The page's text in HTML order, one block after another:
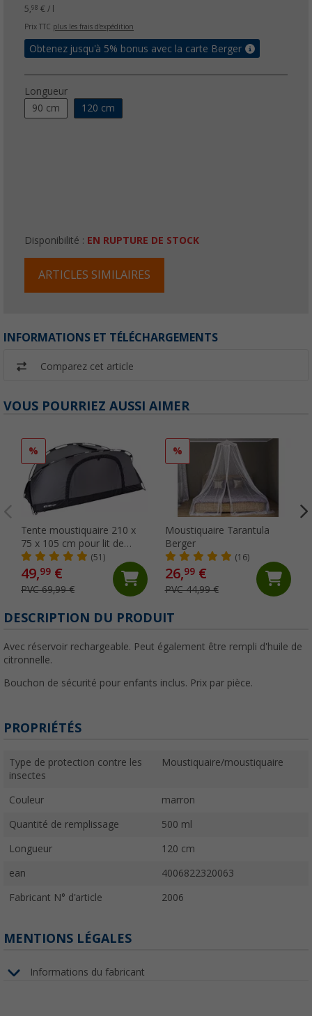
5,98 € / l
Prix TTC plus les frais d'expédition
Obtenez jusqu'à 5% bonus avec la carte Berger
Longueur
90 cm
120 cm
Disponibilité : EN RUPTURE DE STOCK
ARTICLES SIMILAIRES
INFORMATIONS ET TÉLÉCHARGEMENTS
Comparez cet article
VOUS POURRIEZ AUSSI AIMER
%
Tente moustiquaire 210 x
75 x 105 cm pour lit de
camp gris Berger(51)
49,99 €
PVC 69,99 €
%
Moustiquaire Tarantula
Berger
(16)
26,99€
PVC 44,99 €
DESCRIPTION DU PRODUIT
Avec réservoir rechargeable. Peut également être rempli d'huile de
citronnelle.
Bouchon de sécurité pour enfants inclus. Prix par pièce.
PROPRIÉTÉS
Type de protection contre les
insectes
Moustiquaire/moustiquaire
Couleur marron
Quantité de remplissage 500 ml
Longueur 120 cm
ean 4006822320063
Fabricant N° d'article 2006
MENTIONS LÉGALES
Informations du fabricant